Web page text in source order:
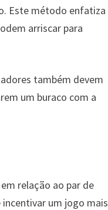
Este método enfatiza
arriscar para
também devem
um buraco com a
relação ao par de
um jogo mais